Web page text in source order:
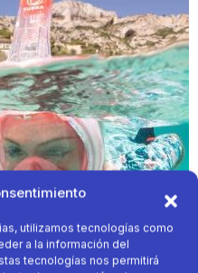
utilizamos tecnologías como
a la información del
tecnologías nos permitirá